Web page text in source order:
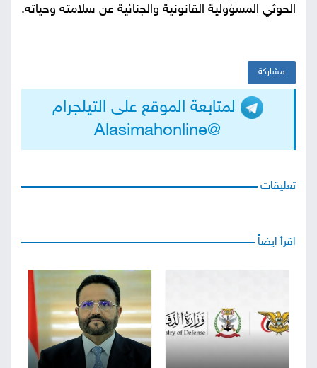
الحوثي المسؤولية القانونية والجنائية عن سلامته وحياته.
مشاركة
لمتابعة الموقع على التيلجرام
@Alasimahonline
تعليقات
اقرأ ايضاً